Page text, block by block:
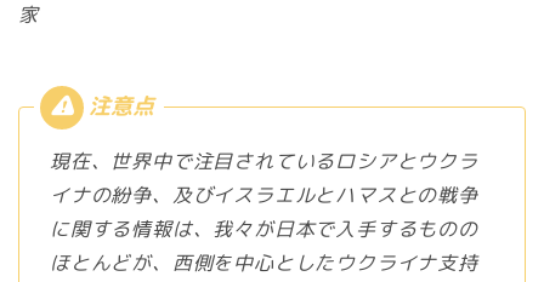
家
現在、世界中で注目されているロシアとウクラ
イナの紛争、及びイスラエルとハマスとの戦争
に関する情報は、我々が日本で入手するものの
ほとんどが、西側を中心としたウクライナ支持